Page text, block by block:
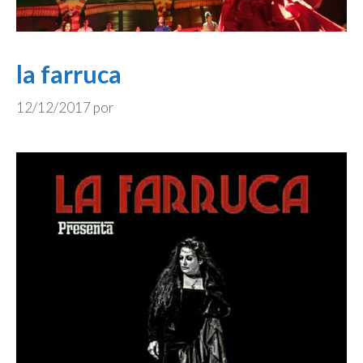
la farruca
12/12/2017 por